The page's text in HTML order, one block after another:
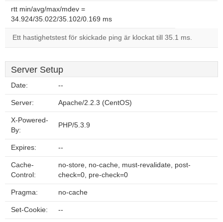
rtt min/avg/max/mdev =
34.924/35.022/35.102/0.169 ms
Ett hastighetstest för skickade ping är klockat till 35.1 ms.
Server Setup
Date: --
Server: Apache/2.2.3 (CentOS)
X-Powered-
By:
PHP/5.3.9
Expires: --
Cache-
Control:
no-store, no-cache, must-revalidate, post-
check=0, pre-check=0
Pragma: no-cache
Set-Cookie: --